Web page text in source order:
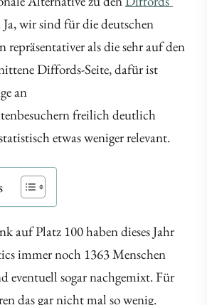
wir sind für die deutschen
repräsentativer als die sehr auf den
Diffords-Seite, dafür ist
an
freilich deutlich
etwas weniger relevant.
auf Platz 100 haben dieses Jahr
immer noch 1363 Menschen
eventuell sogar nachgemixt. Für
das gar nicht mal so wenig.